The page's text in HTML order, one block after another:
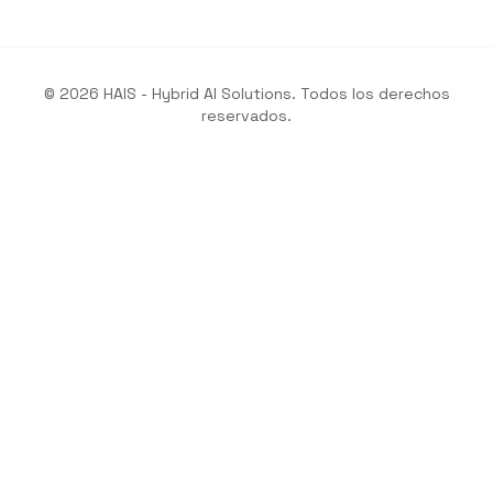
© 2026 HAIS - Hybrid AI Solutions. Todos los derechos
reservados.